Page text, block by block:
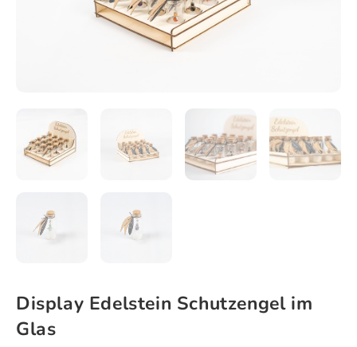
Display Edelstein Schutzengel im
Glas